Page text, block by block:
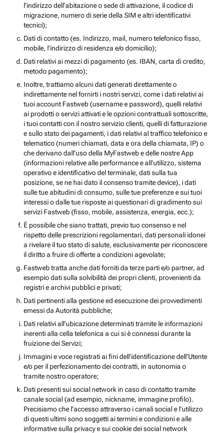
l’indirizzo dell’abitazione o sede di attivazione, il codice di
migrazione, numero di serie della SIM e altri identificativi
tecnici);
Dati di contatto (es. Indirizzo, mail, numero telefonico fisso,
mobile, l’indirizzo di residenza e/o domicilio);
Dati relativi ai mezzi di pagamento (es. IBAN, carta di credito,
metodo pagamento);
Inoltre, trattiamo alcuni dati generati direttamente o
indirettamente nel fornirti i nostri servizi, come i dati relativi ai
tuoi account Fastweb (username e password), quelli relativi
ai prodotti o servizi attivati e le opzioni contrattuali sottoscritte,
i tuoi contatti con il nostro servizio clienti, quelli di fatturazione
e sullo stato dei pagamenti, i dati relativi al traffico telefonico e
telematico (numeri chiamati, data e ora della chiamata, IP) o
che derivano dall’uso della MyFastweb e delle nostre App
(informazioni relative alle performance e all’utilizzo, sistema
operativo e identificativo del terminale, dati sulla tua
posizione, se ne hai dato il consenso tramite device), i dati
sulle tue abitudini di consumo, sulle tue preferenze e sui tuoi
interessi o dalle tue risposte ai questionari di gradimento sui
servizi Fastweb (fisso, mobile, assistenza, energia, ecc.);
È possibile che siano trattati, previo tuo consenso e nel
rispetto delle prescrizioni regolamentari, dati personali idonei
a rivelare il tuo stato di salute, esclusivamente per riconoscere
il diritto a fruire di offerte a condizioni agevolate;
Fastweb tratta anche dati forniti da terze parti e/o partner, ad
esempio dati sulla solvibilità dei propri clienti, provenienti da
registri e archivi pubblici e privati;
Dati pertinenti alla gestione ed esecuzione dei provvedimenti
emessi da Autorità pubbliche;
Dati relativi all’ubicazione determinati tramite le informazioni
inerenti alla cella telefonica a cui si è connessi durante la
fruizione dei Servizi;
Immagini e voce registrati ai fini dell’identificazione dell’Utente
e/o per il perfezionamento dei contratti, in autonomia o
tramite nostro operatore;
Dati presenti sui social network in caso di contatto tramite
canale social (ad esempio, nickname, immagine profilo).
Precisiamo che l’accesso attraverso i canali social e l’utilizzo
di questi ultimi sono soggetti ai termini e condizioni e alle
informative sulla privacy e sui cookie dei social network